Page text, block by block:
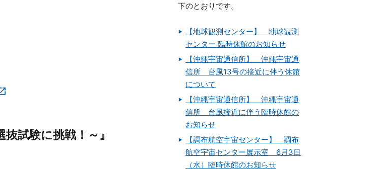
試験に挑戦！～』
下のとおりです。
【地球観測センター】 地球観測
センター 臨時休館のお知らせ
【沖縄宇宙通信所】 沖縄宇宙通
信所 台風13号の接近に伴う休館
について
【沖縄宇宙通信所】 沖縄宇宙通
信所 台風接近に伴う臨時休館の
お知らせ
【調布航空宇宙センター】 調布
航空宇宙センター展示室 6月3日
（水）臨時休館のお知らせ